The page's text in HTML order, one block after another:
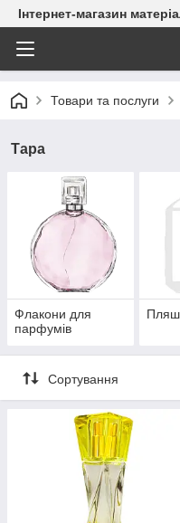
Інтернет-магазин
Товари та послуги
Тара
Флакони для
парфумів
Сортування